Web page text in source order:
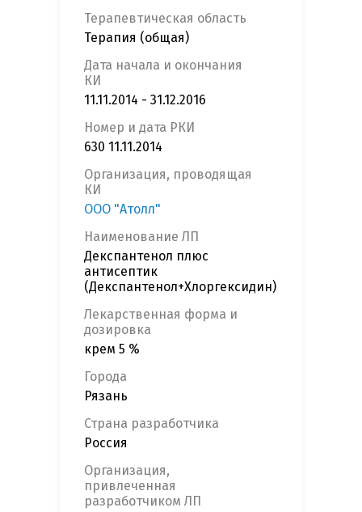
Терапевтическая область
Терапия (общая)
Дата начала и окончания
КИ
11.11.2014 - 31.12.2016
Номер и дата РКИ
630 11.11.2014
Организация, проводящая
КИ
ООО "Атолл"
Наименование ЛП
Декспантенол плюс
антисептик
(Декспантенол+Хлоргексидин)
Лекарственная форма и
дозировка
крем 5 %
Города
Рязань
Страна разработчика
Россия
Организация,
привлеченная
разработчиком ЛП